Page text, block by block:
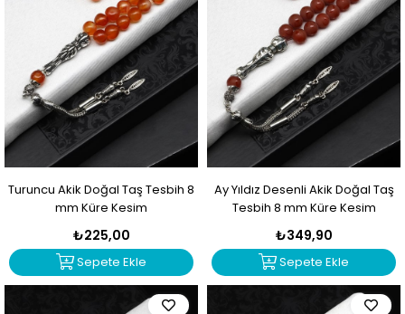
Turuncu Akik Doğal Taş Tesbih 8
mm Küre Kesim
₺225,00
Sepete Ekle
Ay Yıldız Desenli Akik Doğal Taş
Tesbih 8 mm Küre Kesim
₺349,90
Sepete Ekle